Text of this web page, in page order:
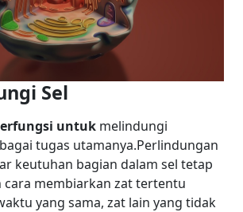
Sel
untuk melindungi
tugas utamanya.Perlindungan
keutuhan bagian dalam sel tetap
cara membiarkan zat tertentu
yang sama, zat lain yang tidak